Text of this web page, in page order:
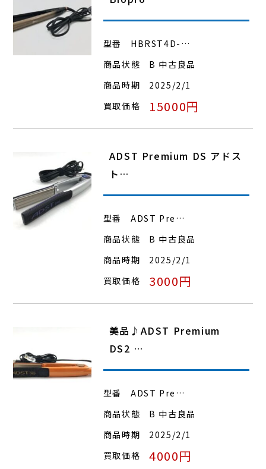
型番
HBRST4D-…
商品状態
B 中古良品
商品時期
2025/2/1
買取価格
15000円
ADST Premium DS アドス
ト…
型番
ADST Pre…
商品状態
B 中古良品
商品時期
2025/2/1
買取価格
3000円
美品♪ADST Premium
DS2 …
型番
ADST Pre…
商品状態
B 中古良品
商品時期
2025/2/1
買取価格
4000円